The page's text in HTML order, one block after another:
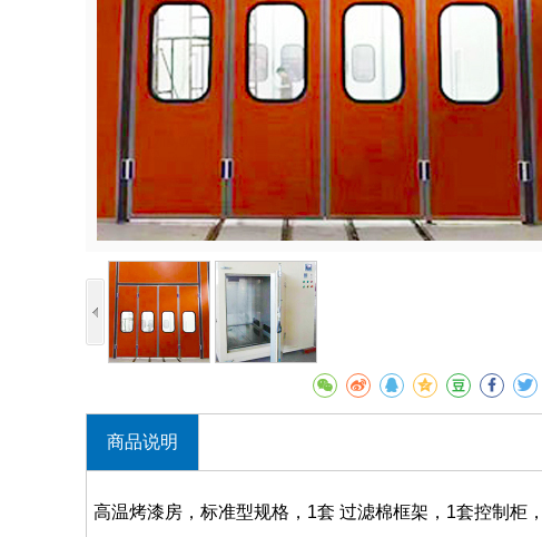
商品说明
高温烤漆房，标准型规格，1套 过滤棉框架，1套控制柜